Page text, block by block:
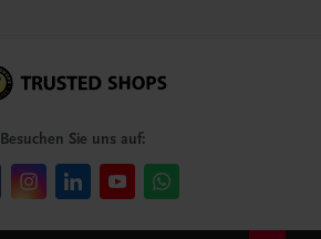
Besuchen Sie uns auf: